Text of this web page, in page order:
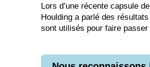
Lors d’une récente capsule
Houlding a parlé des
sont utilisés pour faire